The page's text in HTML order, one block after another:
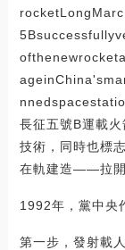
長征五號B運載
技術，同時也標
在軌建造——拉開
1992年，黨中央
第一步，發射載